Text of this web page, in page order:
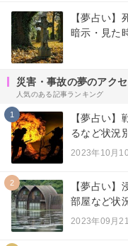
【夢占い
暗示・見た
災害・事故の夢のアク
人気のある記事ランキング
1
【夢占い
るなど状況
2023年10月
2
【夢占い
部屋など状
2023年09月